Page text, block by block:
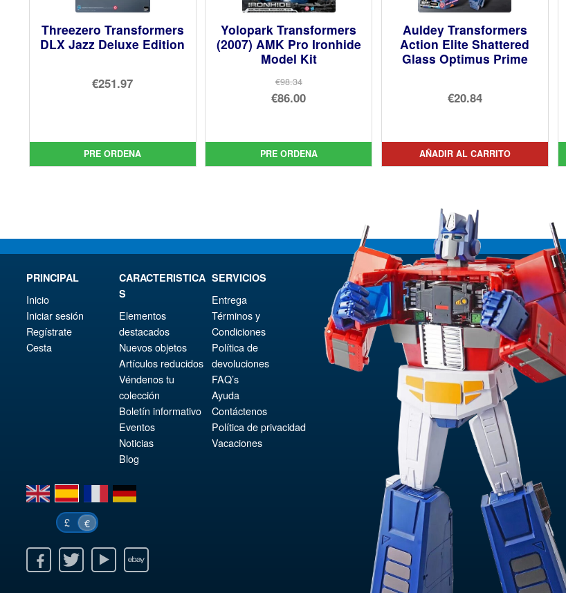
Threezero Transformers
DLX Jazz Deluxe Edition
€251.97
PRE ORDENA
Yolopark Transformers
(2007) AMK Pro Ironhide
Model Kit
€98.34
El
era:
€98.34.
€86.00
actual
es:
PRE ORDENA
Auldey Transformers
Action Elite Shattered
Glass Optimus Prime
€20.84
AÑADIR AL CARRITO
PRINCIPAL
Inicio
Iniciar sesión
Regístrate
Cesta
CARACTERISTICA
S
Elementos
destacados
Nuevos objetos
Artículos reducidos
Véndenos tu
colección
Boletín informativo
Eventos
Noticias
Blog
SERVICIOS
Entrega
Términos y
Condiciones
Política de
devoluciones
FAQ’s
Ayuda
Contáctenos
Política de privacidad
Vacaciones
en es fr de
£ €
Youtube Ebay